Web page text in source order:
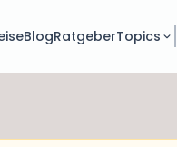
BlogRatgeberTopics